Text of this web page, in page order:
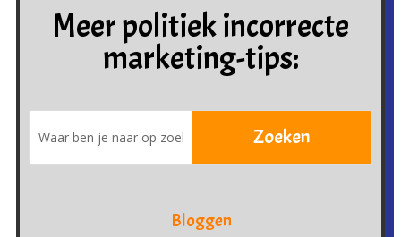
Meer politiek incorrecte
marketing-tips:
Bloggen